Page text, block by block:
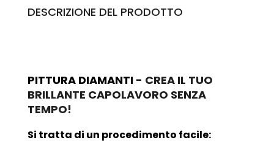
DESCRIZIONE DEL PRODOTTO
PITTURA DIAMANTI - CREA IL TUO
BRILLANTE CAPOLAVORO SENZA
TEMPO!
Si tratta di un procedimento facile: